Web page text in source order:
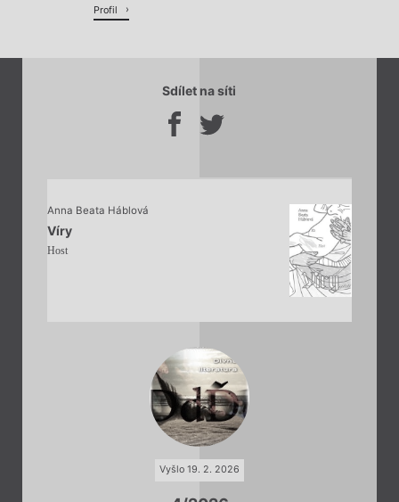
Profil
Sdílet na síti
Anna Beata Háblová
Víry
Host
Vyšlo 19. 2. 2026